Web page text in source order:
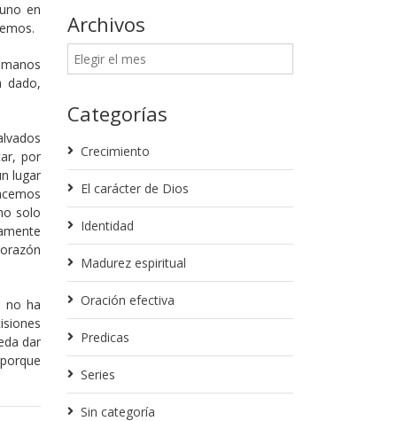
en
dado,
por
lugar
solo
no ha
dar
Archivos
Categorías
Crecimiento
El carácter de Dios
Identidad
Madurez espiritual
Oración efectiva
Predicas
Series
Sin categoría